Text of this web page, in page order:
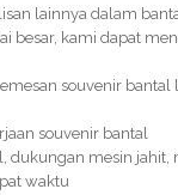
lainnya dalam
besar, kami dapat
souvenir bantal
souvenir bantal
dukungan mesin jahit,
waktu